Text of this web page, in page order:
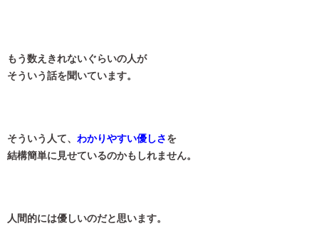
もう数えきれないぐらいの人が
そういう話を聞いています。
そういう人て、 わかりやすい優しさを
結構簡単に見せているのかもしれません。
人間的には優しいのだと思います。